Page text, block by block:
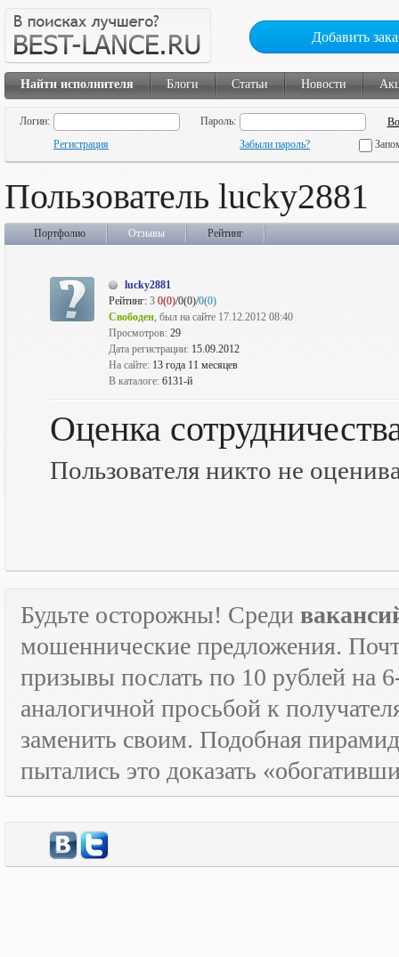
Добавить
Найти исполнителя Блоги Статьи Новости
Логин:
Пароль:
Регистрация
Забыли пароль?
Пользователь lucky2881
Портфолио Отзывы Рейтинг
lucky2881
Рейтинг: 3 0(0)/0(0)/0(0)
Свободен, был на сайте 17.12.2012 08:40
Просмотров: 29
Дата регистрации: 15.09.2012
На сайте: 13 года 11 месяцев
В каталоге: 6131-й
Оценка
Пользователя никто не
Будьте осторожны! Среди
мошеннические предложения.
призывы послать по 10 рублей на
аналогичной просьбой к
заменить своим. Подобная
пытались это доказать